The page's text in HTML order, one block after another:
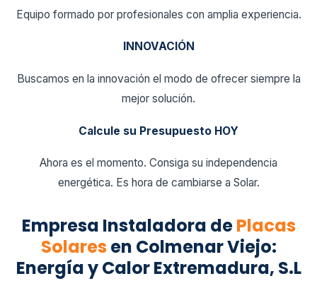
Equipo formado por profesionales con amplia experiencia.
INNOVACIÓN
Buscamos en la innovación el modo de ofrecer siempre la
mejor solución.
Calcule su Presupuesto HOY
Ahora es el momento. Consiga su independencia
energética. Es hora de cambiarse a Solar.
Empresa Instaladora dePlacas
Solares en Colmenar Viejo:
Energía y Calor Extremadura, S.L